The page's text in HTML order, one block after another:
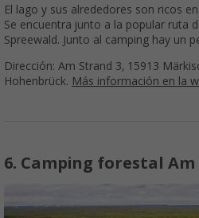
El lago y sus alrededores son ricos
Se encuentra junto a la popular ruta
Spreewald. Junto al camping hay un
Dirección: Am Strand 3, 15913
Hohenbrück. Más información en la
6. Camping forestal Am